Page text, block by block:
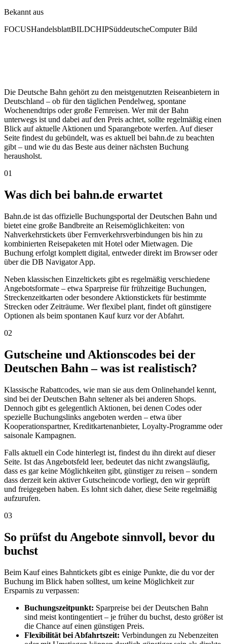
Bekannt aus
FOCUSHandelsblattBILDCHIPSüddeutscheComputer Bild
Die Deutsche Bahn gehört zu den meistgenutzten Reiseanbietern in
Deutschland – ob für den täglichen Pendelweg, spontane
Wochenendtrips oder große Fernreisen. Wer mit der Bahn
unterwegs ist und dabei auf den Preis achtet, sollte regelmäßig einen
Blick auf aktuelle Aktionen und Sparangebote werfen. Auf dieser
Seite findest du gebündelt, was es aktuell bei bahn.de zu beachten
gibt – und wie du das Beste aus deiner nächsten Buchung
herausholst.
01
Was dich bei bahn.de erwartet
Bahn.de ist das offizielle Buchungsportal der Deutschen Bahn und
bietet eine große Bandbreite an Reisemöglichkeiten: von
Nahverkehrstickets über Fernverkehrsverbindungen bis hin zu
kombinierten Reisepaketen mit Hotel oder Mietwagen. Die
Buchung erfolgt komplett digital, entweder direkt im Browser oder
über die DB Navigator App.
Neben klassischen Einzeltickets gibt es regelmäßig verschiedene
Angebotsformate – etwa Sparpreise für frühzeitige Buchungen,
Streckenzeitkarten oder besondere Aktionstickets für bestimmte
Strecken oder Zeiträume. Wer flexibel plant, findet oft günstigere
Optionen als beim spontanen Kauf kurz vor der Abfahrt.
02
Gutscheine und Aktionscodes bei der
Deutschen Bahn – was ist realistisch?
Klassische Rabattcodes, wie man sie aus dem Onlinehandel kennt,
sind bei der Deutschen Bahn seltener als bei anderen Shops.
Dennoch gibt es gelegentlich Aktionen, bei denen Codes oder
spezielle Buchungslinks angeboten werden – etwa über
Kooperationspartner, Kreditkartenanbieter, Loyalty-Programme oder
saisonale Kampagnen.
Falls aktuell ein Code hinterlegt ist, findest du ihn direkt auf dieser
Seite. Ist das Angebotsfeld leer, bedeutet das nicht zwangsläufig,
dass es gar keine Möglichkeiten gibt, günstiger zu reisen – sondern
dass derzeit kein aktiver Gutscheincode vorliegt, den wir geprüft
und freigegeben haben. Es lohnt sich daher, diese Seite regelmäßig
aufzurufen.
03
So prüfst du Angebote sinnvoll, bevor du
buchst
Beim Kauf eines Bahntickets gibt es einige Punkte, die du vor der
Buchung im Blick haben solltest, um keine Möglichkeit zur
Ersparnis zu verpassen:
Buchungszeitpunkt: Sparpreise bei der Deutschen Bahn
sind meist kontingentiert – je früher du buchst, desto größer ist
die Chance auf einen günstigen Preis.
Flexibilität bei Abfahrtszeit: Verbindungen zu Nebenzeiten